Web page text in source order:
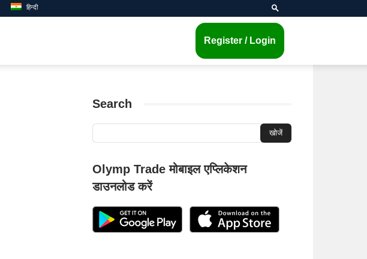
हिन्दी
Register / Login
Search
Olymp Trade मोबाइल एप्लिकेशन
डाउनलोड करें